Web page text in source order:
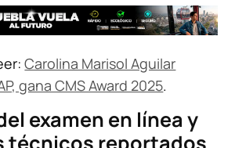
Carolina Marisol Aguilar
gana CMS Award 2025.
examen en línea y